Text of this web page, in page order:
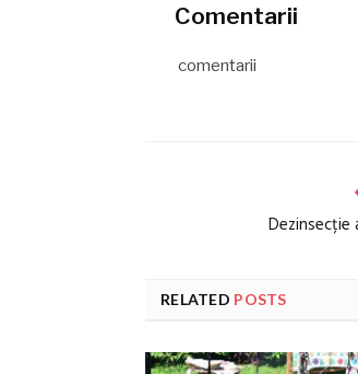
Comentarii
comentarii
Dezinsecție
RELATED POSTS